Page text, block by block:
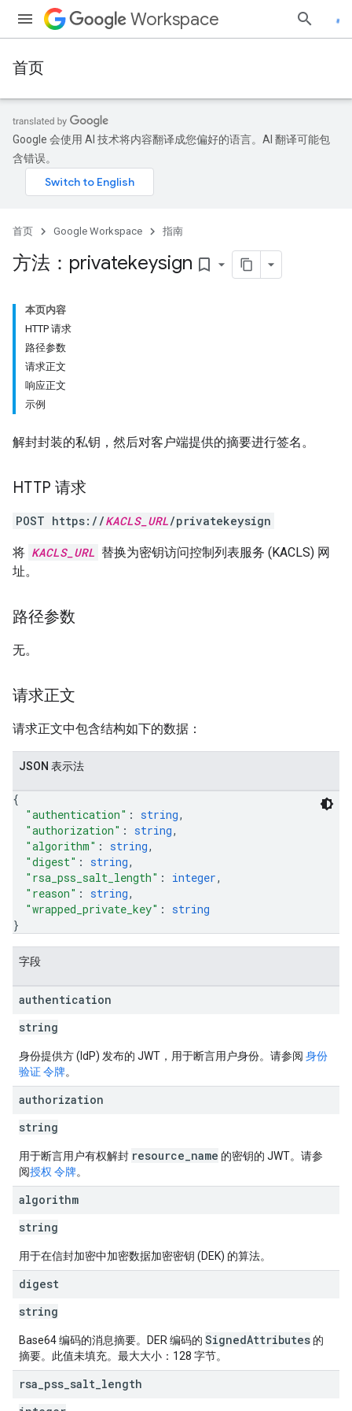
Workspace
首页
Google 会使用 AI 技术将内容翻译成您偏好的语言。AI 翻译可能包
含错误。
首页 Google Workspace 指南
方法：privatekeysign bookmark_border
本页内容
HTTP 请求
路径参数
请求正文
响应正文
示例
解封封装的私钥，然后对客户端提供的摘要进行签名。
HTTP 请求
POST https://KACLS_URL/privatekeysign
将 KACLS_URL 替换为密钥访问控制列表服务 (KACLS) 网
址。
路径参数
无。
请求正文
请求正文中包含结构如下的数据：
JSON 表示法
{
"authentication" : string,
"authorization" : string,
"algorithm" : string,
"digest" : string,
"rsa_pss_salt_length" : integer,
"reason" : string,
"wrapped_private_key" : string
}
字段
authentication
string
身份提供方 (IdP) 发布的 JWT，用于断言用户身份。请参阅 身份
验证 令牌。
authorization
string
用于断言用户有权解封 resource_name 的密钥的 JWT。请参
阅授权 令牌。
algorithm
string
用于在信封加密中加密数据加密密钥 (DEK) 的算法。
digest
string
Base64 编码的消息摘要。DER 编码的 SignedAttributes 的
摘要。此值未填充。最大大小：128 字节。
rsa pss salt length